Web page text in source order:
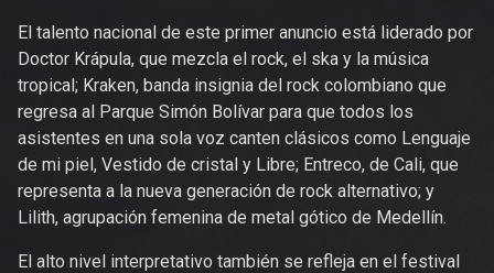
El talento nacional de este primer anuncio está liderado por
Doctor Krápula, que mezcla el rock, el ska y la música
tropical; Kraken, banda insignia del rock colombiano que
regresa al Parque Simón Bolívar para que todos los
asistentes en una sola voz canten clásicos como Lenguaje
de mi piel, Vestido de cristal y Libre; Entreco, de Cali, que
representa a la nueva generación de rock alternativo; y
Lilith, agrupación femenina de metal gótico de Medellín.
El alto nivel interpretativo también se refleja en el festival